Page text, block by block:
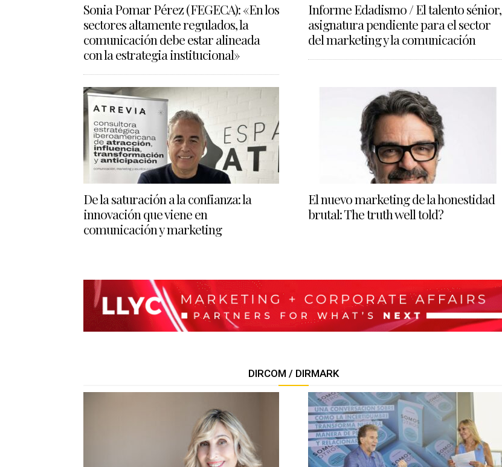
Sonia Pomar Pérez (FEGECA): «En los
sectores altamente regulados, la
comunicación debe estar alineada
con la estrategia institucional»
Informe Edadismo / El talento sénior,
asignatura pendiente para el sector
del marketing y la comunicación
De la saturación a la confianza: la
innovación que viene en
comunicación y marketing
El nuevo marketing de la honestidad
brutal: The truth well told?
DIRCOM / DIRMARK